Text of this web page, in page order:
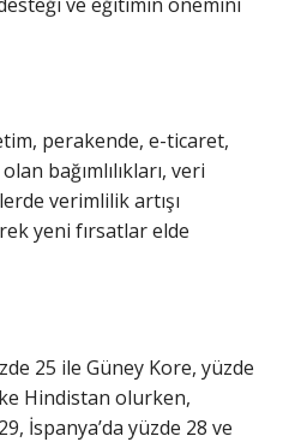
perakende, e-ticaret,
bağımlılıkları, veri
verimlilik artışı
yeni fırsatlar elde
25 ile Güney Kore, yüzde
Hindistan olurken,
İspanya’da yüzde 28 ve